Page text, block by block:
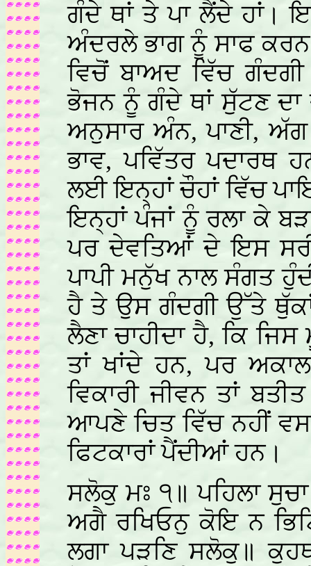
ਗੰਦੇ ਥਾਂ ਤੇ ਪਾ ਲੈਂਦੇ ਹਾਂ।
ਅੰਦਰਲੇ ਭਾਗ ਨੂੰ ਸਾਫ
ਵਿਚੋਂ ਬਾਅਦ ਵਿੱਚ
ਭੋਜਨ ਨੂੰ ਗੰਦੇ ਥਾਂ ਸੁੱਟਣ
ਅਨੁਸਾਰ ਅੰਨ, ਪਾਣੀ,
ਭਾਵ, ਪਵਿੱਤਰ ਪਦਾਰਥ
ਲਈ ਇਨ੍ਹਾਂ ਚੌਹਾਂ ਵਿੱਚ
ਇਨ੍ਹਾਂ ਪੰਜਾਂ ਨੂੰ ਰਲਾ ਕੇ
ਪਰ ਦੇਵਤਿਆਂ ਦੇ ਇਸ
ਪਾਪੀ ਮਨੁੱਖ ਨਾਲ ਸੰਗਤ
ਹੈ ਤੇ ਉਸ ਗੰਦਗੀ ਉੱਤੇ
ਲੈਣਾ ਚਾਹੀਦਾ ਹੈ, ਕਿ
ਤਾਂ ਖਾਂਦੇ ਹਨ, ਪਰ
ਵਿਕਾਰੀ ਜੀਵਨ ਤਾਂ
ਆਪਣੇ ਚਿਤ ਵਿੱਚ ਨਹੀਂ
ਫਿਟਕਾਰਾਂ ਪੈਂਦੀਆਂ ਹਨ।
ਸਲੋਕੁ ਮਃ ੧॥ ਪਹਿਲਾ
ਅਗੈ ਰਖਿਓਨੁ ਕੋਇ ਨ
ਲਗਾ ਪੜਣਿ ਸਲੋਕੁ॥